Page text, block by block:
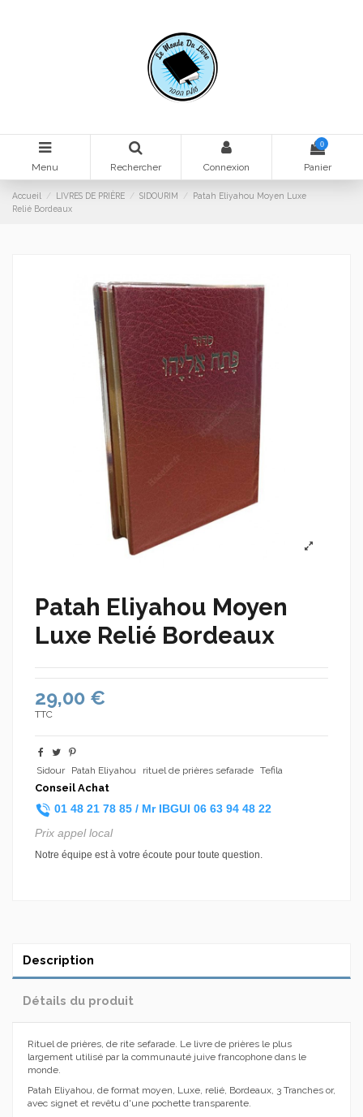
Menu Rechercher Connexion
0
Panier
Accueil LIVRES DE PRIÈRE SIDOURIM
Patah Eliyahou Moyen Luxe
Relié Bordeaux
Patah Eliyahou Moyen
Luxe Relié Bordeaux
29,00 €
TTC
Sidour Patah Eliyahou rituel de prières sefarade Tefila
Conseil Achat
01 48 21 78 85 / Mr IBGUI 06 63 94 48 22
Prix appel local
Notre équipe est à votre écoute pour toute question.
Description
Détails du produit
Rituel de prières, de rite sefarade. Le livre de prières le plus
largement utilisé par la communauté juive francophone dans le
monde.
Patah Eliyahou, de format moyen, Luxe, relié, Bordeaux, 3 Tranches or,
avec signet et revêtu d'une pochette transparente.